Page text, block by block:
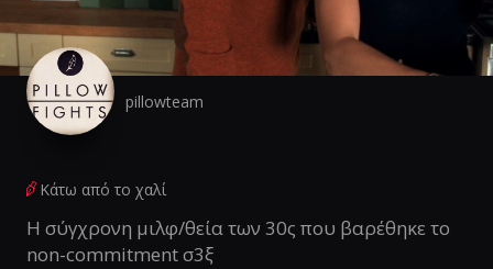
pillowteam
Κάτω από το χαλί
Η σύγχρονη μιλφ/θεία των 30ς που βαρέθηκε το
non-commitment σ3ξ